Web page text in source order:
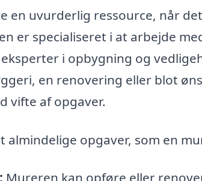
en uvurderlig ressource, når
er specialiseret i at arbejde
i opbygning og
en renovering eller blot
vifte af opgaver.
almindelige opgaver, som en
Mureren kan opføre eller